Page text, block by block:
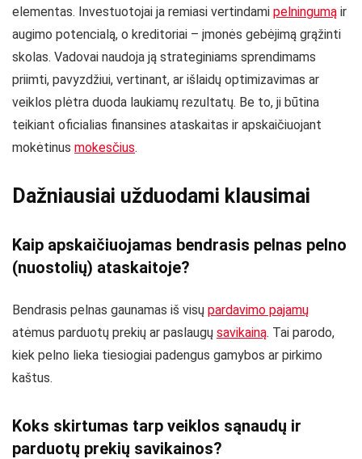
elementas. Investuotojai ja remiasi vertindami pelningumą ir
augimo potencialą, o kreditoriai – įmonės gebėjimą grąžinti
skolas. Vadovai naudoja ją strateginiams sprendimams
priimti, pavyzdžiui, vertinant, ar išlaidų optimizavimas ar
veiklos plėtra duoda laukiamų rezultatų. Be to, ji būtina
teikiant oficialias finansines ataskaitas ir apskaičiuojant
mokėtinus mokesčius.
Dažniausiai užduodami klausimai
Kaip apskaičiuojamas bendrasis pelnas pelno
(nuostolių) ataskaitoje?
Bendrasis pelnas gaunamas iš visų pardavimo pajamų
atėmus parduotų prekių ar paslaugų savikainą. Tai parodo,
kiek pelno lieka tiesiogiai padengus gamybos ar pirkimo
kaštus.
Koks skirtumas tarp veiklos sąnaudų ir
parduotų prekių savikainos?